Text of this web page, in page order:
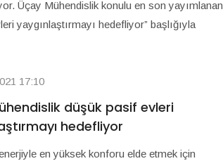
Üçay Mühendislik konulu en son yayımlanan
yaygınlaştırmayı hedefliyor” başlığıyla
17:10
düşük pasif evleri
hedefliyor
en yüksek konforu elde etmek için